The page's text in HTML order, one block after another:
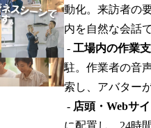
動化。来訪者の
内を自然な会話
-工場内の作業
駐。作業者の音
索し、アバター
- 店頭・Webサ